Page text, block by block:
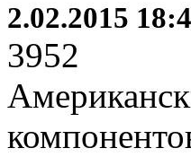
2.02.2015
3952